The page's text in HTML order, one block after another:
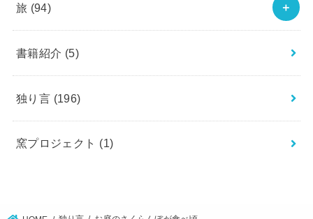
旅 (94)
書籍紹介 (5)
独り言 (196)
窯プロジェクト (1)